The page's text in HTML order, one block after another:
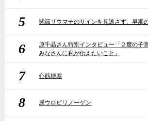
5 関節リウマチのサインを見逃さず、早期
6
原千晶さん特別インタビュー「２度の子
みなさんに私が伝えたいこと」
7 心筋梗塞
8 尿ウロビリノーゲン